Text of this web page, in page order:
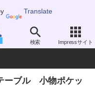
Translate
検索 Impressサイト
ーブル 小物ポケッ